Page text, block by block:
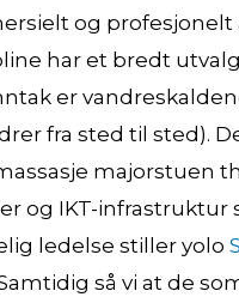
og
har et bredt
er
fra sted til sted).
majorstuen
og IKT-infrastruktur
ledelse stiller yolo
så vi at de